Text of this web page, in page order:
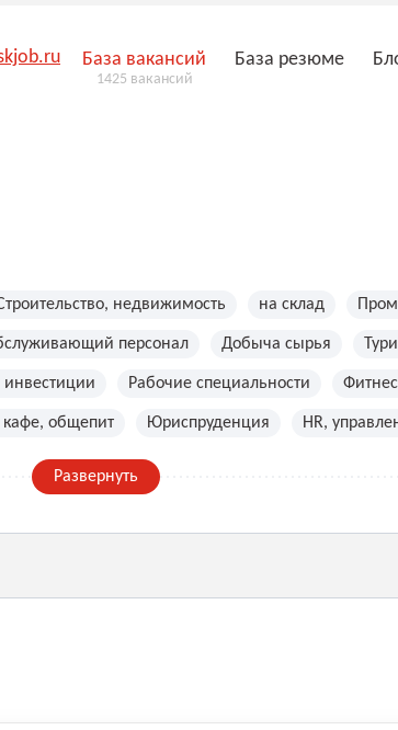
База вакансий
1425 вакансий
База резюме
недвижимость на склад
персонал Добыча сырья
инвестиции Рабочие специальности
кафе, общепит Юриспруденция HR,
Развернуть